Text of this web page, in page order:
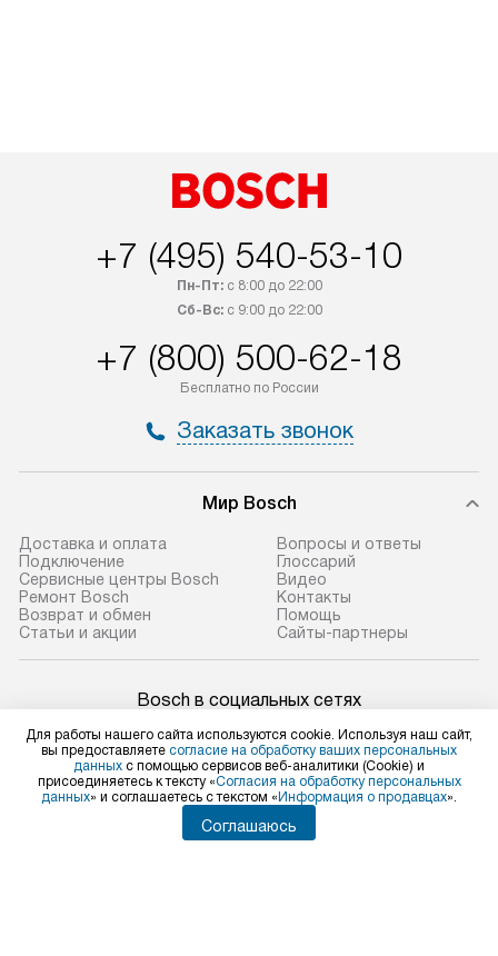
+7 (495) 540-53-10
Пн-Пт:с 8:00 до 22:00
Сб-Вс:с 9:00 до 22:00
+7 (800) 500-62-18
Бесплатно по России
Заказать звонок
Мир Bosch
Доставка и оплата
Подключение
Сервисные центры Bosch
Ремонт Bosch
Возврат и обмен
Статьи и акции
Вопросы и ответы
Глоссарий
Видео
Контакты
Помощь
Сайты-партнеры
Bosch в социальных сетях
Для физических лиц
shop@bosch-centre.ru
Для юридических лиц
Для работы нашего сайта используются cookie. Используя наш сайт,
вы предоставляете согласие на обработку ваших персональных
данных с помощью сервисов веб-аналитики (Cookie) и
присоединяетесь к тексту «Согласия на обработку персональных
данных» и соглашаетесь с текстом « Информация о продавцах».
Соглашаюсь